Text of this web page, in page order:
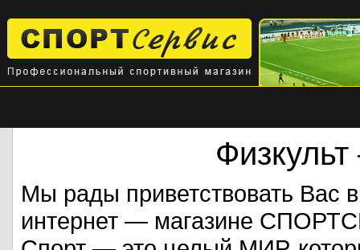
Мы рады приветствовать Вас
интернет — магазине